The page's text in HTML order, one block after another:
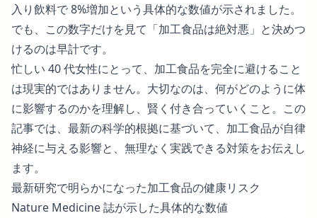
入り飲料で 8%増加という具体的な数値が示されました。
でも、この数字だけを見て「加工食品は絶対悪」と決めつ
けるのは早計です。
忙しい 40 代女性にとって、加工食品を完全に避けること
は現実的ではありません。大切なのは、何がどのように体
に影響するのかを理解し、賢く付き合っていくこと。この
記事では、最新の科学的根拠に基づいて、加工食品が自律
神経に与える影響と、無理なく実践できる対策をお伝えし
ます。
最新研究で明らかになった加工食品の健康リスク
Nature Medicine 誌が示した具体的な数値